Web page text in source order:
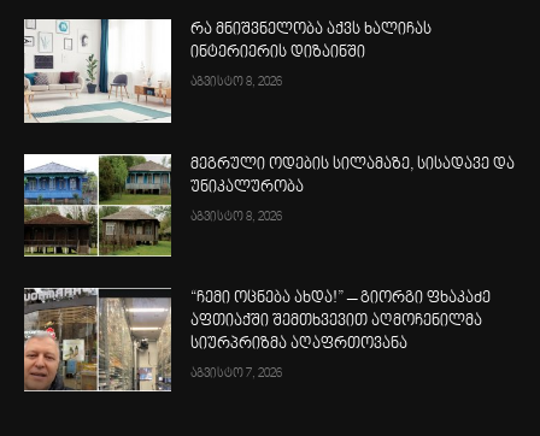
რა მნიშვნელობა აქვს ხალიჩას
ინტერიერის დიზაინში
აგვისტო 8, 2026
მეგრული ოდების სილამაზე, სისადავე და
უნიკალურობა
აგვისტო 8, 2026
“ჩემი ოცნება ახდა!” – გიორგი ფხაკაძე
აფთიაქში შემთხვევით აღმოჩენილმა
სიურპრიზმა აღაფრთოვანა
აგვისტო 7, 2026